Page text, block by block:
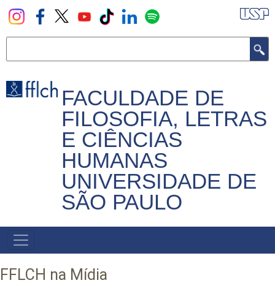
Pular
para
principal
FACULDADE DE
FILOSOFIA, LETRAS
E CIÊNCIAS
HUMANAS
UNIVERSIDADE DE
SÃO PAULO
NAVEGADOR
PRINCIPAL
FFLCH na Mídia